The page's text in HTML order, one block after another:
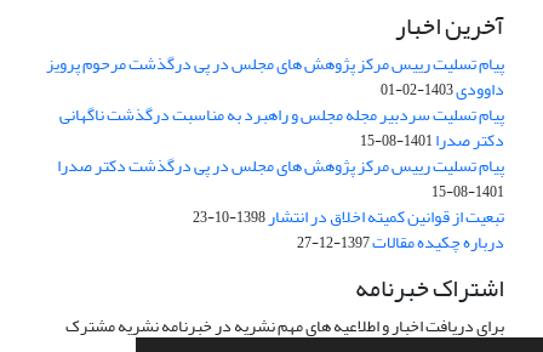
آخرین اخبار
پیام تسلیت رییس مرکز پژوهش های مجلس در پی درگذشت مرحوم پرویز
داوودی1403-02-01
پیام تسلیت سردبیر مجله مجلس و راهبرد به مناسبت درگذشت ناگهانی
دکتر صدرا1401-08-15
پیام تسلیت رییس مرکز پژوهش های مجلس در پی درگذشت دکتر صدرا
1401-08-15
تبعیت از قوانین کمیته اخلاق در انتشار1398-10-23
درباره چکیده مقالات1397-12-27
اشتراک خبرنامه
برای دریافت اخبار و اطلاعیه های مهم نشریه در خبرنامه نشریه مشترک